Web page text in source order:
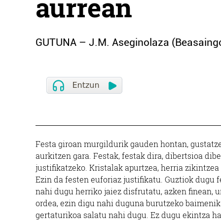
aurrean
GUTUNA – J.M. Aseginolaza
Festa giroan murgildurik gauden hontan,
aurkitzen gara. Festak, festak dira, dibertsioa
justifikatzeko. Kristalak apurtzea, herria
Ezin da festen euforiaz justifikatu. Guztiok dugu
nahi dugu herriko jaiez disfrutatu, azken finean,
ordea, ezin digu nahi duguna burutzeko
gertaturikoa salatu nahi dugu. Ez dugu ekintza